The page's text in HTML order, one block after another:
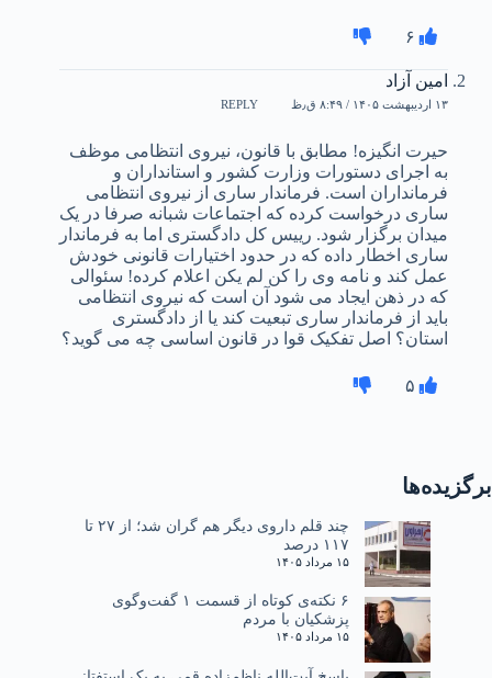
۶
امین آزاد
۱۳ اردیبهشت ۱۴۰۵ / ۸:۴۹ ق٫ظ REPLY
حیرت انگیزه! مطابق با قانون، نیروی انتظامی موظف
به اجرای دستورات وزارت کشور و استانداران و
فرمانداران است. فرماندار ساری از نیروی انتظامی
ساری درخواست کرده که اجتماعات شبانه صرفا در یک
میدان برگزار شود. رییس کل دادگستری اما به فرماندار
ساری اخطار داده که در حدود اختیارات قانونی خودش
عمل کند و نامه وی را کن لم یکن اعلام کرده! سئوالی
که در ذهن ایجاد می شود آن است که نیروی انتظامی
باید از فرماندار ساری تبعیت کند یا از دادگستری
استان؟ اصل تفکیک قوا در قانون اساسی چه می گوید؟
۵
برگزیده‌ها
چند قلم داروی دیگر هم گران شد؛ از ۲۷ تا
۱۱۷ درصد
۱۵ مرداد ۱۴۰۵
۶ نکته‌ی کوتاه از قسمت ۱ گفت‌وگوی
پزشکیان با مردم
۱۵ مرداد ۱۴۰۵